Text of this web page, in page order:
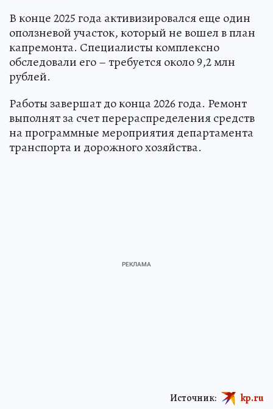
В конце 2025 года активизировался еще один
оползневой участок, который не вошел в план
капремонта. Специалисты комплексно
обследовали его – требуется около 9,2 млн
рублей.
Работы завершат до конца 2026 года. Ремонт
выполнят за счет перераспределения средств
на программные мероприятия департамента
транспорта и дорожного хозяйства.
Источник: kp.ru